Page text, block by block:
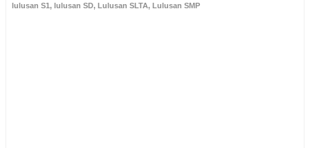
lulusan S1, lulusan SD, Lulusan SLTA, Lulusan SMP